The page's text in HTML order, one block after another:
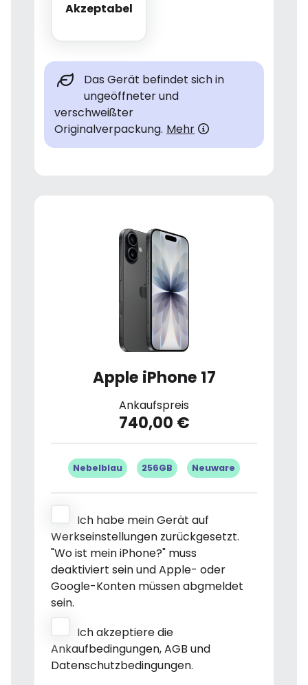
Akzeptabel
Akzeptabel
Das Gerät befindet sich in
ungeöffneter und
verschweißter
Originalverpackung. Mehr
Apple iPhone 17
Ankaufspreis
740,00 €
Nebelblau 256GB Neuware
Ich habe mein Gerät auf
Werkseinstellungen zurückgesetzt.
"Wo ist mein iPhone?" muss
deaktiviert sein und Apple- oder
Google-Konten müssen abgmeldet
sein.
Ich akzeptiere die
Ankaufbedingungen, AGB und
Datenschutzbedingungen.